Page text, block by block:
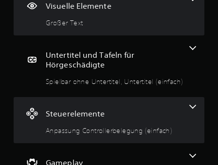
r
t
Visuelle Elemente
Großer Text
Untertitel und Tafeln für
Hörgeschädigte
Spielbar ohne Untertitel, Untertitel (einfach)
Steuerelemente
Anpassung Controllerbelegung (einfach)
Gameplay